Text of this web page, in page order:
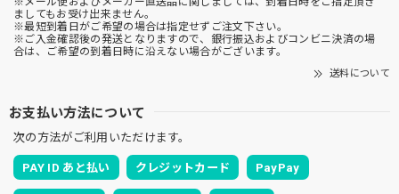
ましてもお受け出来ません。
※最短到着日がご希望の場合は指定せずご注文下さい。
※ご入金確認後の発送となりますので、銀行振込およびコンビニ決済の場
合は、ご希望の到着日時に沿えない場合がございます。
送料について
お支払い方法について
次の方法がご利用いただけます。
PAY ID あと払い クレジットカード PayPay